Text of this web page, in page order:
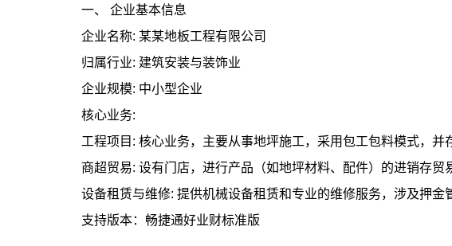
一、 企业基本信息
企业名称: 某某地板工程有限公司
归属行业: 建筑安装与装饰业
企业规模: 中小型企业
核心业务:
工程项目: 核心业务，主要从事地坪施工，采用包工包料模式，并
商超贸易: 设有门店，进行产品（如地坪材料、配件）的进销存贸
设备租赁与维修: 提供机械设备租赁和专业的维修服务，涉及押金
支持版本：畅捷通好业财标准版